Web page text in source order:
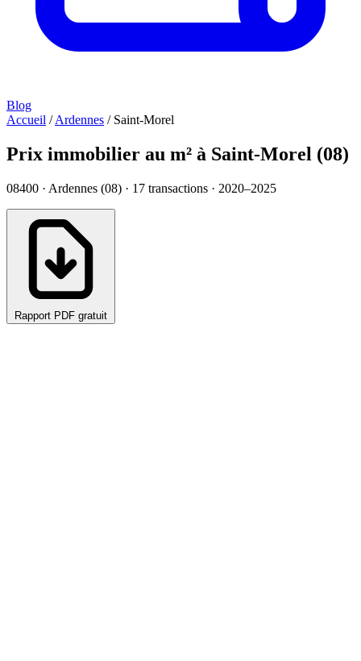
Blog
Accueil / Ardennes / Saint-Morel
Prix immobilier au m² à Saint-Morel (08)
08400 · Ardennes (08) · 17 transactions · 2020–2025
Rapport PDF gratuit